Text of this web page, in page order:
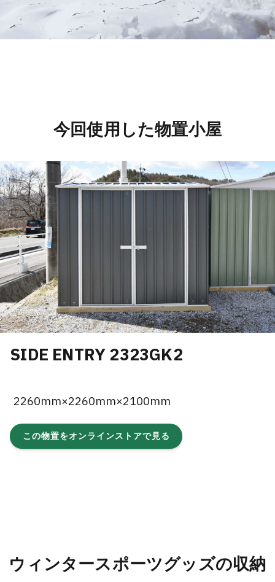
今回使用した物置小屋
SIDE ENTRY 2323GK2
2260mm×2260mm×2100mm
この物置をオンラインストアで見る
ウィンタースポーツグッズの収納